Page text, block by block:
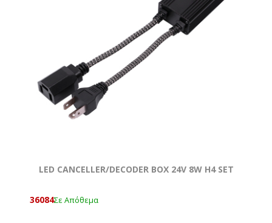
LED CANCELLER/DECODER BOX 24V 8W H4 SET
36084Σε Απόθεμα